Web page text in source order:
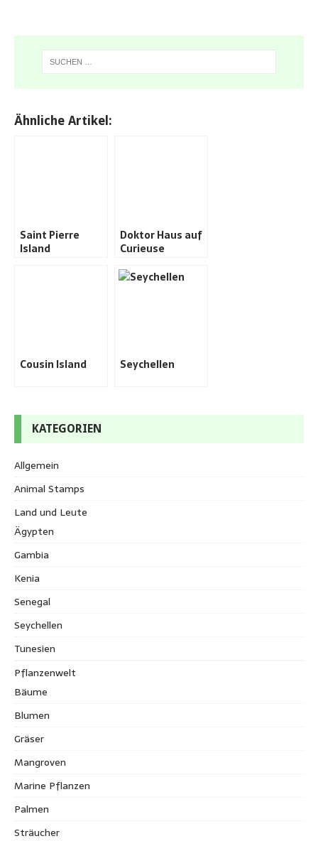
Ähnliche Artikel:
Saint Pierre
Island
Doktor Haus auf
Curieuse
Cousin Island Seychellen
KATEGORIEN
Allgemein
Animal Stamps
Land und Leute
Ägypten
Gambia
Kenia
Senegal
Seychellen
Tunesien
Pflanzenwelt
Bäume
Blumen
Gräser
Mangroven
Marine Pflanzen
Palmen
Sträucher